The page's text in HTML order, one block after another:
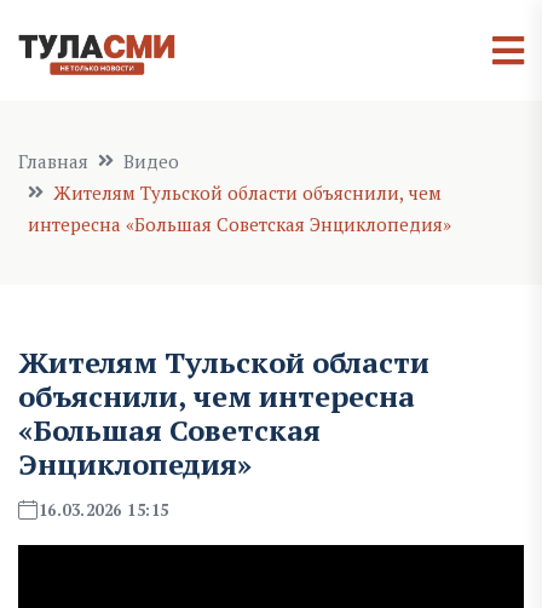
Главная
Видео
Жителям Тульской области объяснили, чем
интересна «Большая Советская Энциклопедия»
Жителям Тульской области
объяснили, чем интересна
«Большая Советская
Энциклопедия»
16.03.2026 15:15